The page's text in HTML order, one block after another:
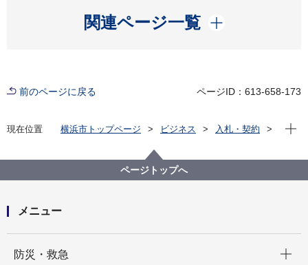
関連ページ一覧
開く
前のページに戻る ページID：613-658-173
現在位置 横浜市トップページ ビジネス
入札・契約
【質問回答掲載】【公募型プロポーザル】都心臨海部
における象徴的なみどり空間の創出基本計画等検討業
現在
ページトップへ
メニュー
防災・救急